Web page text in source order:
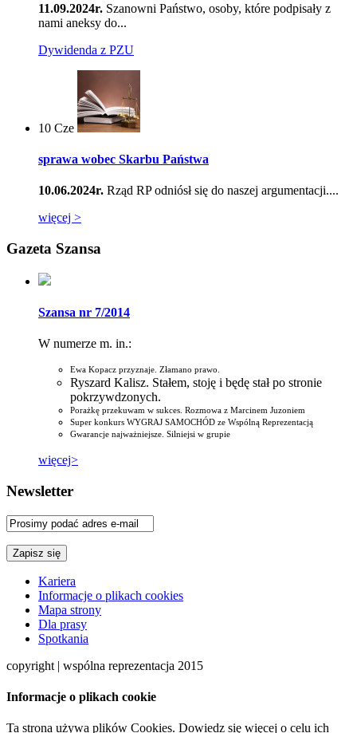
11.09.2024r. Szanowni Państwo, osoby, które podpisały z
nami aneksy do...
Dywidenda z PZU
10 Cze
sprawa wobec Skarbu Państwa
10.06.2024r. Rząd RP odniósł się do naszej argumentacji....
więcej >
Gazeta Szansa
Szansa nr 7/2014
W numerze m. in.:
Ewa Kopacz przyznaje. Złamano prawo.
Ryszard Kalisz. Stałem, stoję i będę stał po stronie
pokrzywdzonych.
Porażkę przekuwam w sukces. Rozmowa z Marcinem Juzoniem
Super konkurs WYGRAJ SAMOCHÓD ze Wspólną Reprezentacją
Gwarancje najważniejsze. Silniejsi w grupie
więcej>
Newsletter
Kariera
Informacje o plikach cookies
Mapa strony
Dla prasy
Spotkania
copyright | wspólna reprezentacja 2015
Informacje o plikach cookie
Ta strona używa plików Cookies. Dowiedz się więcej o celu ich